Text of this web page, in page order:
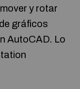
y rotar
gráficos
AutoCAD. Lo